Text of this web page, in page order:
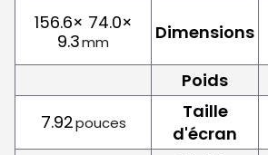
156.6× 74.0×
9.3mm Dimensions
Poids
7.92pouces
Taille
d'écran